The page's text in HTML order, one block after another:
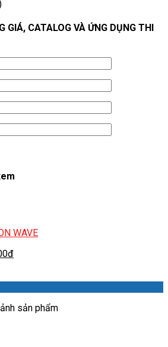
GIÁ, CATALOG VÀ ỨNG DỤNG THI
WAVE